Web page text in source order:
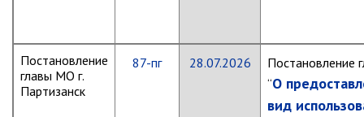
Отдел муниципальной службы и
кадров
Отдел по мобилизационной работе
Постановление
главы МО г.
Партизанск
87-пг 28.07.2026
Постановление
“О
вид